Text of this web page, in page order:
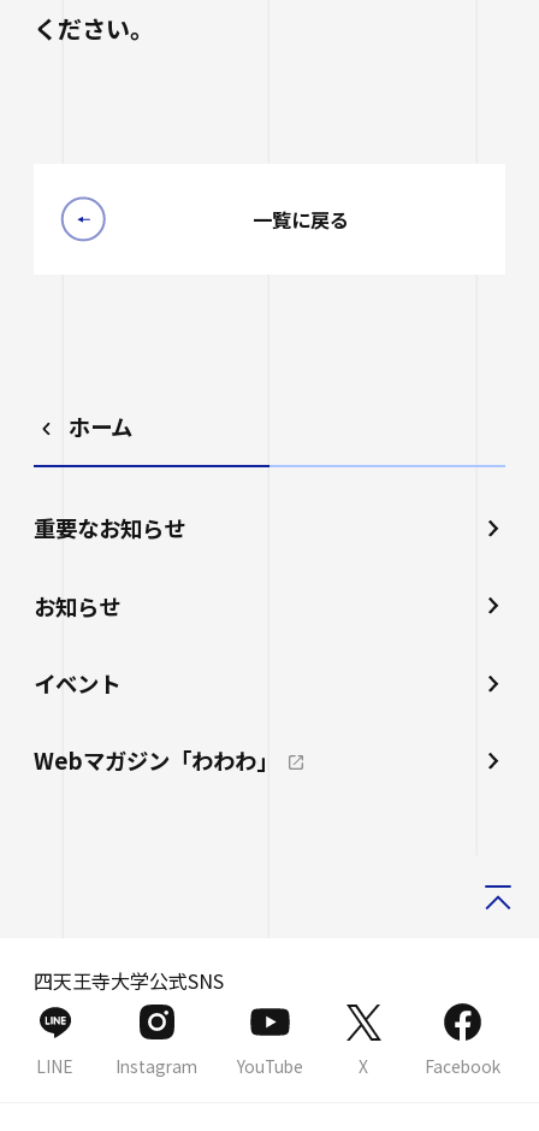
ホーム
重要なお知らせ
お知らせ
イベント
Webマガジン「わわわ」
ください。
一覧に戻る
四天王寺大学公式SNS
LINE Instagram YouTube X Facebook